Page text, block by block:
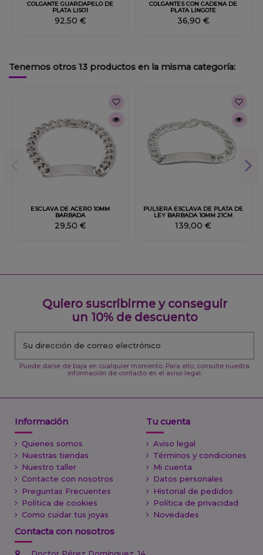
COLGANTE GUARDAPELO DE
PLATA LISO1
92,50 €
COLGANTES CON CADENA DE
PLATA LINGOTE
36,90 €
Tenemos otros 13 productos en la misma categoría:
ESCLAVA DE ACERO 10MM
BARBADA
29,50 €
PULSERA ESCLAVA DE PLATA DE
LEY BARBADA 10MM 21CM
139,00 €
Quiero suscribirme y conseguir
un 10% de descuento
Puede darse de baja en cualquier momento. Para ello, consulte nuestra
información de contacto en el aviso legal.
Información
Quienes somos
Nuestras tiendas
Nuestro taller
Contacte con nosotros
Preguntas Frecuentes
Política de cookies
Como cuidar tus joyas
Tu cuenta
Aviso legal
Términos y condiciones
Mi cuenta
Datos personales
Historial de pedidos
Política de privacidad
Novedades
Contacta con nosotros